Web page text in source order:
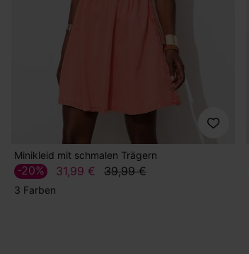
Minikleid mit schmalen Trägern
31,99 € 39,99 €
-20%
3 Farben